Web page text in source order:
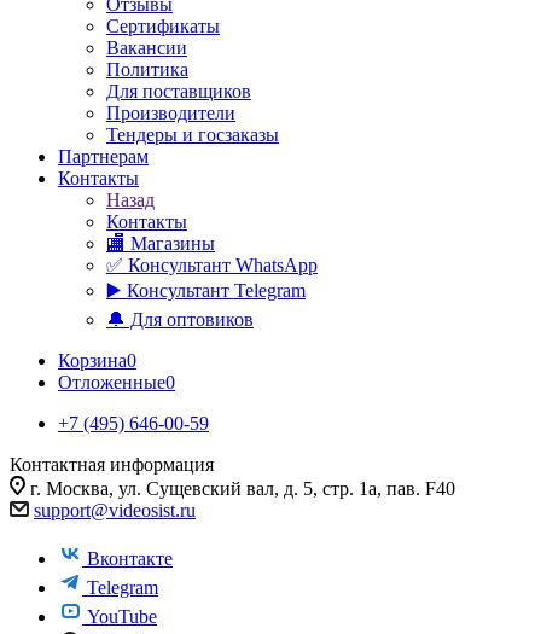
Отзывы
Сертификаты
Вакансии
Политика
Для поставщиков
Производители
Тендеры и госзаказы
Партнерам
Контакты
Назад
Контакты
🏬 Магазины
✅️ Консультант WhatsApp
▶️ Консультант Telegram
🔔 Для оптовиков
Корзина0
Отложенные0
+7 (495) 646-00-59
Контактная информация
г. Москва, ул. Сущевский вал, д. 5, стр. 1а, пав. F40
support@videosist.ru
Вконтакте
Telegram
YouTube